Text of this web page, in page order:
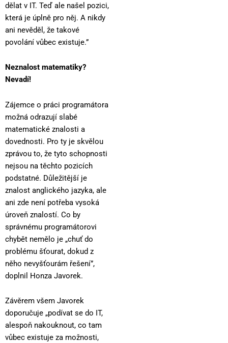
dělat v IT. Teď ale našel pozici,
která je úplně pro něj. A nikdy
ani nevěděl, že takové
povolání vůbec existuje.”
Neznalost matematiky?
Nevadí!
Zájemce o práci programátora
možná odrazují slabé
matematické znalosti a
dovednosti. Pro ty je skvělou
zprávou to, že tyto schopnosti
nejsou na těchto pozicích
podstatné. Důležitější je
znalost anglického jazyka, ale
ani zde není potřeba vysoká
úroveň znalostí. Co by
správnému programátorovi
chybět nemělo je „chuť do
problému šťourat, dokud z
něho nevyšťourám řešení”,
doplnil Honza Javorek.
Závěrem všem Javorek
doporučuje „podívat se do IT,
alespoň nakouknout, co tam
vůbec existuje za možnosti,